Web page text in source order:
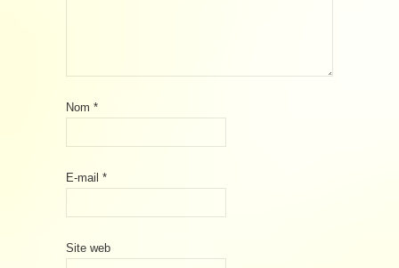
Nom *
E-mail *
Site web